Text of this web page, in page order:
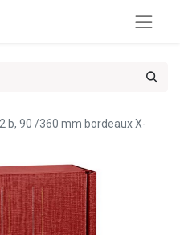
b, 90 /360 mm bordeaux X-